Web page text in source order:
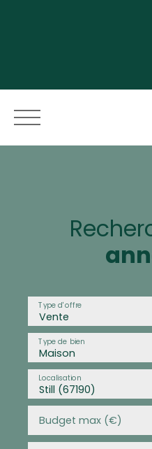
Vente
Type d'offre
Maison
Type de bien
Still (67190)
Localisation
Budget max (€)